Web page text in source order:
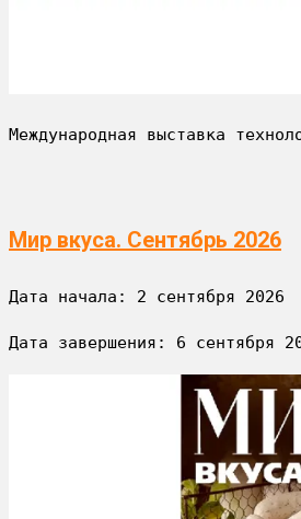
Международная выставка
Мир вкуса. Сентябрь 2026
Дата начала: 2 сентября 2026
Дата завершения: 6 сентября